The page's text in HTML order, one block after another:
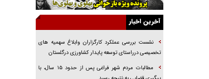
گفت‌وگو با آیت‌الله جاودان/ جفای مخالفان مکانت
معنوی رهبر شهید را ارتقا می‌داد
همه آقای دوربینی شده‌ایم!
قصه ناتمام سرویس مدارس
آخرین اخبار
نشست بررسی عملکرد کارگزاران وابلاغ سهمیه های
تخصیصی درراستای توسعه پایدار کشاورزی درگلستان
مطالبات مردم شهر فراغی پس از حدود ۱۵ سال، با